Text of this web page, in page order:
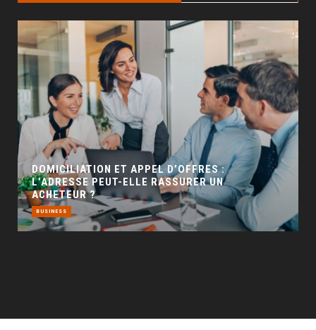
GÉO SEO : UN LEVIER INCONTOURNABLE POUR
LA VISIBILITÉ LOCALE
BUSINESS